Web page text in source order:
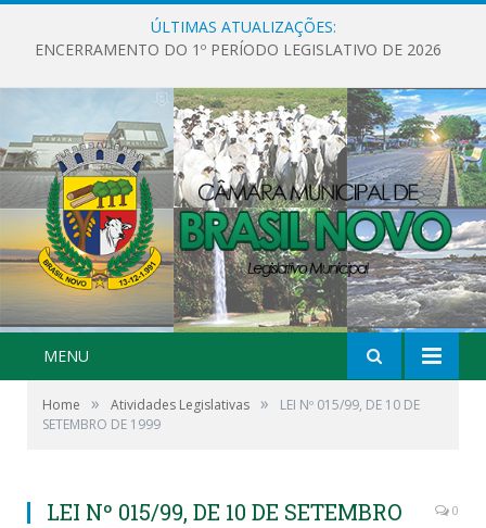
ÚLTIMAS ATUALIZAÇÕES:
ENCERRAMENTO DO 1º PERÍODO LEGISLATIVO DE 2026
MENU
Home » Atividades Legislativas »
LEI Nº 015/99, DE 10 DE
SETEMBRO DE 1999
LEI Nº 015/99, DE 10 DE SETEMBRO
0